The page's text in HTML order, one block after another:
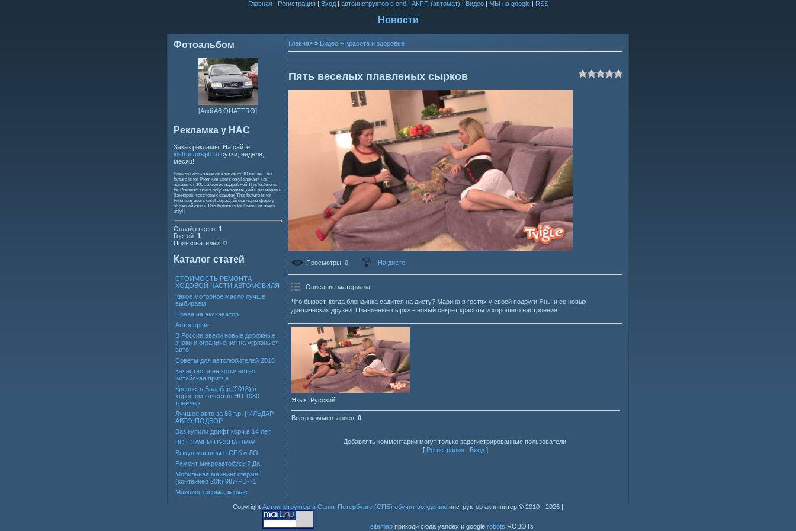
Главная| Регистрация| Вход| автоинструктор в спб| АКПП (автомат) | Видео| МЫ на google| RSS
Новости
Фотоальбом
[Audi A6 QUATTRO]
Рекламка у НАС
Заказ рекламы! На сайте
instructorspb.ru сутки, неделя,
месяц!
Возможность заказов кликов от 10 так же This
feature is for Premium users only! вариант как
показы от 100 за более подробной This feature is
for Premium users only! информацией и размерами
баннеров, текстовых ссылок This feature is for
Premium users only! обращайтесь через форму
обратной связи This feature is for Premium users
only! !
Онлайн всего: 1
Гостей: 1
Пользователей: 0
Каталог статей
СТОИМОСТЬ РЕМОНТА
ХОДОВОЙ ЧАСТИ АВТОМОБИЛЯ
Какое моторное масло лучше
выбираем
Права на экскаватор
Автосервис
В России ввели новые дорожные
знаки и ограничения на «грязные»
авто
Советы для автолюбителей 2018
Качество, а не количество
Китайская притча
Крепость Бадабер (2018) в
хорошем качестве HD 1080
трейлер
Лучшее авто за 85 т.р. | ИЛЬДАР
АВТО-ПОДБОР
Ваз купили дрифт корч в 14 лет
ВОТ ЗАЧЕМ НУЖНА BMW
Выкуп машины в СПб и ЛО
Ремонт микроавтобусы? Да!
Мобильная майнинг ферма
(контейнер 20ft) 987-PD-71
Майнинг-ферма, каркас
Главная » Видео » Красота и здоровье
Пять веселых плавленых сырков
Просмотры: 0 На диете
Описание материала:
Что бывает, когда блондинка садится на диету? Марина в гостях у своей подруги Яны и ее новых
диетических друзей. Плавленые сырки – новый секрет красоты и хорошего настроения.
Язык: Русский
Всего комментариев: 0
Добавлять комментарии могут только зарегистрированные пользователи.
[ Регистрация Вход ]
Copyright Автоинструктор в Санкт-Петербурге (СПБ) обучит вождению инструктор акпп питер © 2010 - 2026 |
sitemap прикоди сюда yandex и google robots ROBOTs